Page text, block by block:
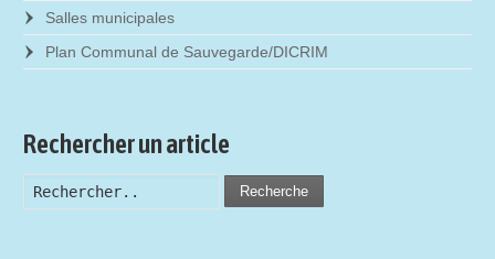
Salles municipales
Plan Communal de Sauvegarde/DICRIM
Rechercher un article
Recherche